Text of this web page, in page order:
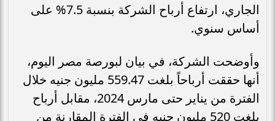
الجاري، ارتفاع أرباح الشركة بنسبة 7.5% على
أساس سنوي.
وأوضحت الشركة، في بيان لبورصة مصر اليوم،
أنها حققت أرباحاً بلغت 559.47 مليون جنيه خلال
الفترة من يناير حتى مارس 2024، مقابل أرباح
بلغت 520 مليون جنيه في الفترة المقارنة من